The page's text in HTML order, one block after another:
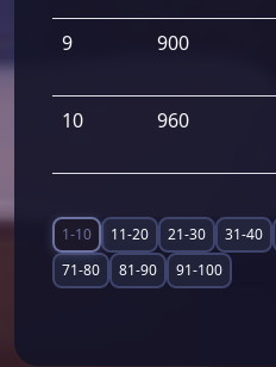
9
900
10
960
1-10 11-20 21-30 31-40
71-80
81-90 91-100